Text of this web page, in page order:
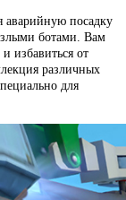
аварийную посадку
злыми ботами. Вам
избавиться от
различных
для